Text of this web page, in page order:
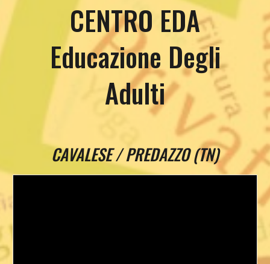
CENTRO EDA
Educazione Degli
Adulti
CAVALESE / PREDAZZO (TN)